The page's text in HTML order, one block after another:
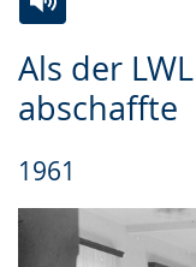
Als der
abschaffte
1961
Leichten
Sprache
Audio-
Unterstützung.
Video
in
Gebärdensprache
wird
angezeigt.